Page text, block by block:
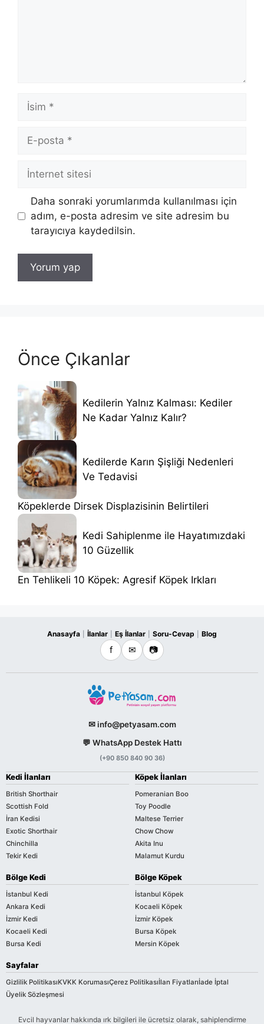
İsim
posta
İnternet
Daha sonraki yorumlarımda kullanılması için
adım, e-posta adresim ve site adresim bu
tarayıcıya kaydedilsin.
Önce Çıkanlar
Kedilerin Yalnız Kalması: Kediler
Ne Kadar Yalnız Kalır?
Kedilerde Karın Şişliği Nedenleri
Ve Tedavisi
Köpeklerde Dirsek Displazisinin Belirtileri
Kedi Sahiplenme ile Hayatımızdaki
10 Güzellik
En Tehlikeli 10 Köpek: Agresif Köpek Irkları
Anasayfa İlanlar Eş İlanlar Soru-Cevap Blog
f ✉ 📷
✉ info@petyasam.com
💬 WhatsApp Destek Hattı
(+90 850 840 90 36)
Kedi İlanları
British Shorthair
Scottish Fold
İran Kedisi
Exotic Shorthair
Chinchilla
Tekir Kedi
Köpek İlanları
Pomeranian Boo
Toy Poodle
Maltese Terrier
Chow Chow
Akita Inu
Malamut Kurdu
Bölge Kedi
İstanbul Kedi
Ankara Kedi
İzmir Kedi
Kocaeli Kedi
Bursa Kedi
Bölge Köpek
İstanbul Köpek
Kocaeli Köpek
İzmir Köpek
Bursa Köpek
Mersin Köpek
Sayfalar
Gizlilik PolitikasıKVKK KorumasıÇerez Politikasıİlan Fiyatlarıİade İptal
Üyelik Sözleşmesi
Evcil hayvanlar hakkında ırk bilgileri ile ücretsiz olarak, sahiplendirme